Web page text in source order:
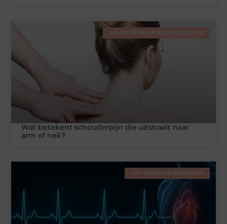
VOLKSGEZONDHEID EN VEILIGHEID
Wat betekent schouderpijn die uitstraalt naar
arm of nek?
HRV METEN EN BEGRIJPEN